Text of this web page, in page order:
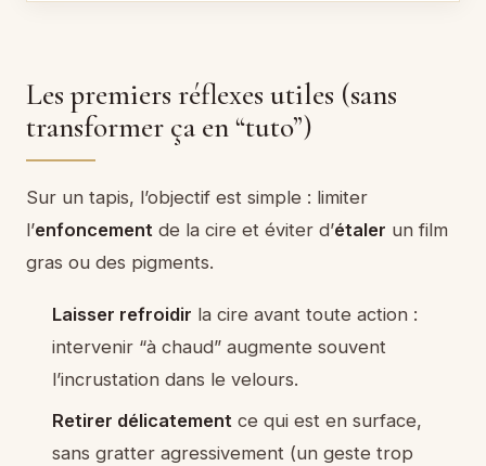
Les premiers réflexes utiles (sans
transformer ça en “tuto”)
Sur un tapis, l’objectif est simple : limiter
l’enfoncement de la cire et éviter d’étaler un film
gras ou des pigments.
Laisser refroidir la cire avant toute action :
intervenir “à chaud” augmente souvent
l’incrustation dans le velours.
Retirer délicatement ce qui est en surface,
sans gratter agressivement (un geste trop